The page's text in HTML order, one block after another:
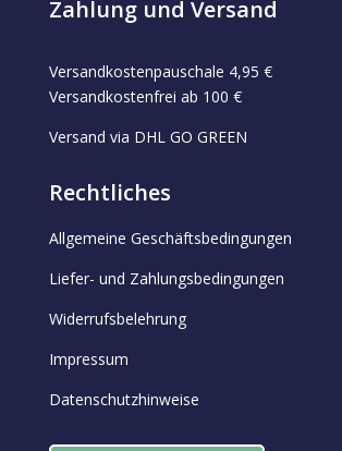
Zahlung und Versand
Versandkostenpauschale 4,95 €
Versandkostenfrei ab 100 €
Versand via DHL GO GREEN
Rechtliches
Allgemeine Geschäftsbedingungen
Liefer- und Zahlungsbedingungen
Widerrufsbelehrung
Impressum
Datenschutzhinweise